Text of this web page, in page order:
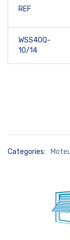
REF
WSS40Q-
10/14
Categories: